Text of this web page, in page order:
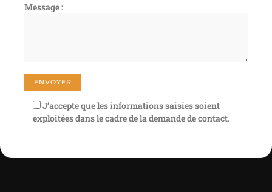
Message :
J’accepte que les informations saisies soient
exploitées dans le cadre de la demande de contact.